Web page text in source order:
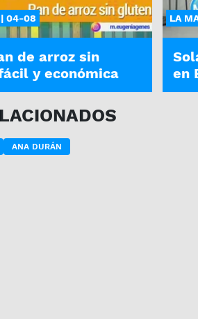
| 04-08
de arroz sin
y económica
LA
en
ANA DURÁN